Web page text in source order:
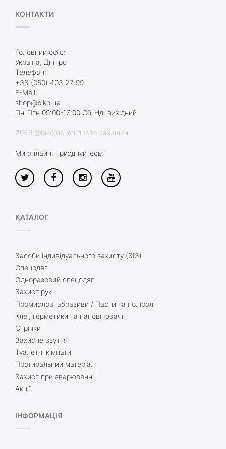
КОНТАКТИ
Головний офіс:
Україна, Дніпро
Телефон:
+38 (050) 403 27 99
E-Mail:
shop@biko.ua
Пн-Птн 09:00-17:00 Сб-Нд: вихідний
2026 @biko.ua Усі права захищені
Ми онлайн, приєднуйтесь:
КАТАЛОГ
Засоби індивідуального захисту (ЗІЗ)
Спецодяг
Одноразовий спецодяг
Захист рук
Промислові абразиви / Пасти та поліролі
Клеї, герметики та наповнювачі
Стрічки
Захисне взуття
Туалетні кімнати
Протиральний матеріал
Захист при зварюванні
Акції
ІНФОРМАЦІЯ